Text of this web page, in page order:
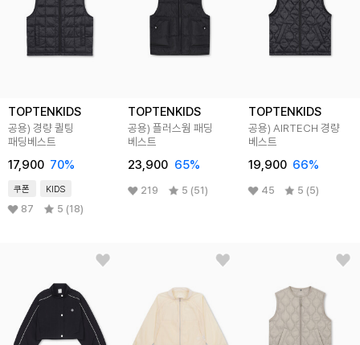
TOPTENKIDS
공용) 경량 퀼팅
패딩베스트
17,900 70%
쿠폰 KIDS
87 5 (18)
TOPTENKIDS
공용) 플러스웜 패딩
베스트
23,900 65%
219 5 (51)
TOPTENKIDS
공용) AIRTECH 경량
베스트
19,900 66%
45 5 (5)